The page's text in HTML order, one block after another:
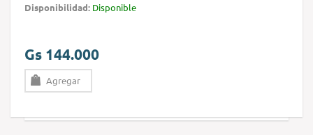
Disponibilidad: Disponible
Gs 144.000
Agregar